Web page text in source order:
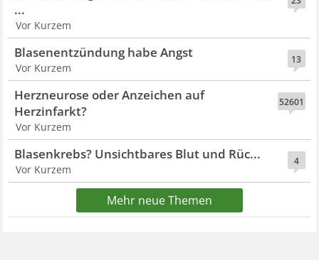
...
Vor Kurzem
13
Blasenentzündung habe Angst
Vor Kurzem
52601
Herzneurose oder Anzeichen auf
Herzinfarkt?
Vor Kurzem
4
Blasenkrebs? Unsichtbares Blut und Rüc...
Vor Kurzem
Mehr neue Themen